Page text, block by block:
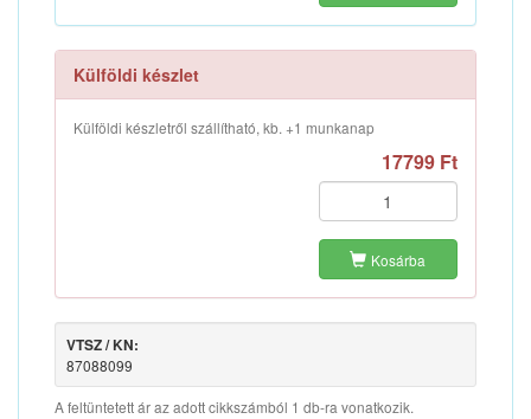
Külföldi készlet
Külföldi készletről szállítható, kb. +1 munkanap
17799 Ft
Kosárba
VTSZ / KN:
87088099
A feltüntetett ár az adott cikkszámból 1 db-ra vonatkozik.